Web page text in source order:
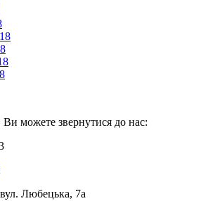
можете звернутися до нас:
Любецька, 7а